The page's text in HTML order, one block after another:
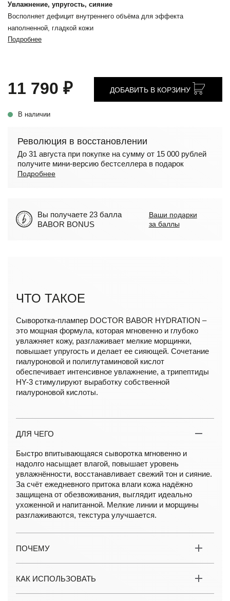
Увлажнение, упругость, сияние
Восполняет дефицит внутреннего объёма для эффекта
наполненной, гладкой кожи
Подробнее
11 790 ₽
В наличии
ДОБАВИТЬ В КОРЗИНУ
Революция в восстановлении
До 31 августа при покупке на сумму от 15 000 рублей
получите мини-версию бестселлера в подарок
Подробнее
Вы получаете 23 балла
BABOR BONUS
Ваши подарки
за баллы
ЧТО ТАКОЕ
Сыворотка-плампер DOCTOR BABOR HYDRATION –
это мощная формула, которая мгновенно и глубоко
увлажняет кожу, разглаживает мелкие морщинки,
повышает упругость и делает ее сияющей. Сочетание
гиалуроновой и полиглутаминовой кислот
обеспечивает интенсивное увлажнение, а трипептиды
HY-3 стимулируют выработку собственной
гиалуроновой кислоты.
ДЛЯ ЧЕГО
Быстро впитывающаяся сыворотка мгновенно и
надолго насыщает влагой, повышает уровень
увлажнённости, восстанавливает свежий тон и сияние.
За счёт ежедневного притока влаги кожа надёжно
защищена от обезвоживания, выглядит идеально
ухоженной и напитанной. Мелкие линии и морщины
разглаживаются, текстура улучшается.
ПОЧЕМУ
КАК ИСПОЛЬЗОВАТЬ